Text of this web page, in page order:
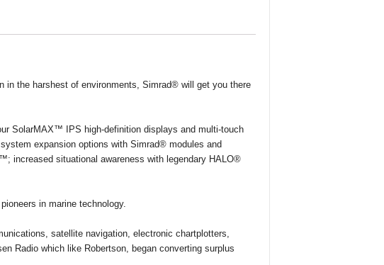
in the harshest of environments, Simrad® will get you there
SolarMAX™ IPS high-definition displays and multi-touch
expansion options with Simrad® modules and
increased situational awareness with legendary HALO®
in marine technology.
satellite navigation, electronic chartplotters,
Radio which like Robertson, began converting surplus